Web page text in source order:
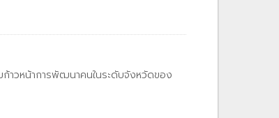
าวหน้าการพัฒนาคนในระดับจังหวัดของ